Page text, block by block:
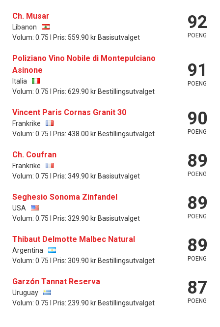
Ch. Musar
Libanon
Volum: 0.75 l Pris: 559.90 kr Basisutvalget
92
POENG
Poliziano Vino Nobile di Montepulciano
Asinone
Italia
Volum: 0.75 l Pris: 629.90 kr Bestillingsutvalget
91
POENG
Vincent Paris Cornas Granit 30
Frankrike
Volum: 0.75 l Pris: 438.00 kr Bestillingsutvalget
90
POENG
Ch. Coufran
Frankrike
Volum: 0.75 l Pris: 349.90 kr Basisutvalget
89
POENG
Seghesio Sonoma Zinfandel
USA
Volum: 0.75 l Pris: 329.90 kr Basisutvalget
89
POENG
Thibaut Delmotte Malbec Natural
Argentina
Volum: 0.75 l Pris: 309.90 kr Bestillingsutvalget
89
POENG
Garzón Tannat Reserva
Uruguay
Volum: 0.75 l Pris: 239.90 kr Bestillingsutvalget
87
POENG